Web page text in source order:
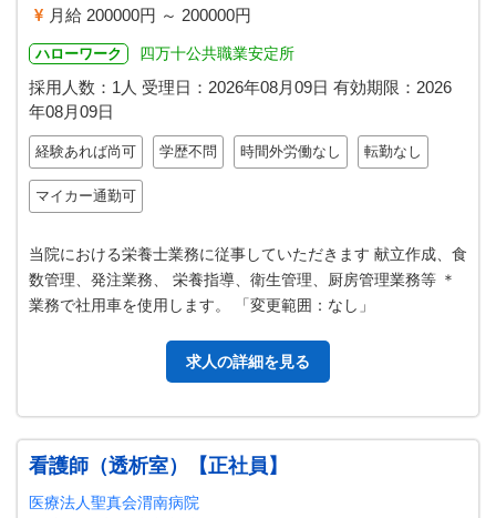
月給 200000円 ～ 200000円
ハローワーク 四万十公共職業安定所
採用人数：1人 受理日： 2026年08月09日 有効期限： 2026
年08月09日
経験あれば尚可 学歴不問 時間外労働なし 転勤なし
マイカー通勤可
当院における栄養士業務に従事していただきます 献立作成、食
数管理、発注業務、 栄養指導、衛生管理、厨房管理業務等 ＊
業務で社用車を使用します。 「変更範囲：なし」
求人の詳細を見る
看護師（透析室）【正社員】
医療法人聖真会渭南病院